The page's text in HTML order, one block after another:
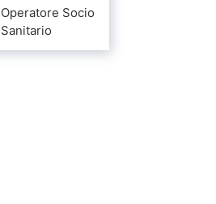
Operatore Socio
Sanitario